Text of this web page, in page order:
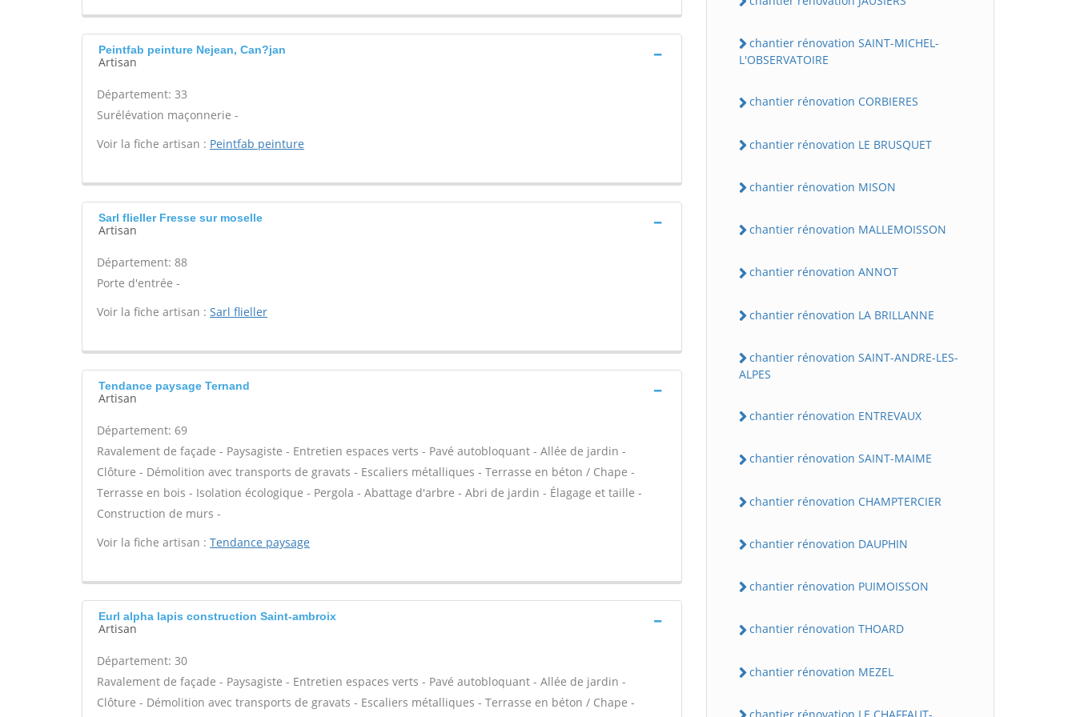
Peintfab peinture Nejean, Can?jan
Artisan
Département: 33
Surélévation maçonnerie -
Voir la fiche artisan : Peintfab peinture
Sarl flieller Fresse sur moselle
Artisan
Département: 88
Porte d'entrée -
Voir la fiche artisan : Sarl flieller
Tendance paysage Ternand
Artisan
Département: 69
Ravalement de façade - Paysagiste - Entretien espaces verts - Pavé autobloquant - Allée de jardin -
Clôture - Démolition avec transports de gravats - Escaliers métalliques - Terrasse en béton / Chape -
Terrasse en bois - Isolation écologique - Pergola - Abattage d'arbre - Abri de jardin - Élagage et taille -
Construction de murs -
Voir la fiche artisan : Tendance paysage
Eurl alpha lapis construction Saint-ambroix
Artisan
Département: 30
Ravalement de façade - Paysagiste - Entretien espaces verts - Pavé autobloquant - Allée de jardin -
Clôture - Démolition avec transports de gravats - Escaliers métalliques - Terrasse en béton / Chape -
chantier rénovation SAINT-MICHEL-
L'OBSERVATOIRE
chantier rénovation CORBIERES
chantier rénovation LE BRUSQUET
chantier rénovation MISON
chantier rénovation MALLEMOISSON
chantier rénovation ANNOT
chantier rénovation LA BRILLANNE
chantier rénovation SAINT-ANDRE-LES-
ALPES
chantier rénovation ENTREVAUX
chantier rénovation SAINT-MAIME
chantier rénovation CHAMPTERCIER
chantier rénovation DAUPHIN
chantier rénovation PUIMOISSON
chantier rénovation THOARD
chantier rénovation MEZEL